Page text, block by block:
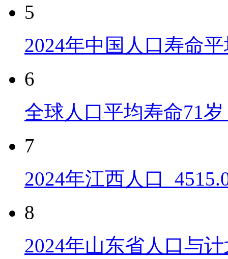
5
2024年中国人口寿命
6
全球人口平均寿命71
7
2024年江西人口
8
2024年山东省人口与